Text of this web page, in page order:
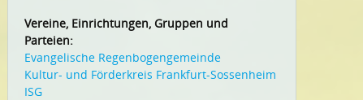
Vereine, Einrichtungen, Gruppen und
Parteien:
Evangelische Regenbogengemeinde
Kultur- und Förderkreis Frankfurt-Sossenheim
ISG